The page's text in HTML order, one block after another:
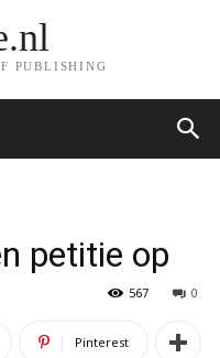
PUBLISHING
petitie op
0
567
Pinterest